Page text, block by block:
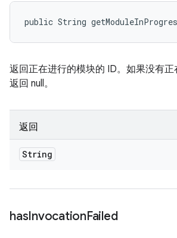
public String
返回正在进行的模块的 ID。如果没有正
返回 null。
返回
String
hasInvocationFailed